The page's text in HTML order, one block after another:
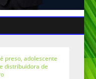
preso, adolescente
distribuidora de